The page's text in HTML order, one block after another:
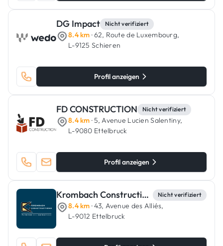
DG Impact Nicht verifiziert
8.4 km · 62, Route de Luxembourg,
L-9125 Schieren
Profil anzeigen
FD CONSTRUCTION Nicht verifiziert
8.4 km · 5, Avenue Lucien Salentiny,
L-9080 Ettelbruck
Profil anzeigen
Krombach Constructions Nicht verifiziert
8.4 km · 43, Avenue des Alliés,
L-9012 Ettelbruck